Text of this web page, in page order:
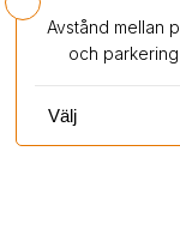
Avstånd mellan
och parkering